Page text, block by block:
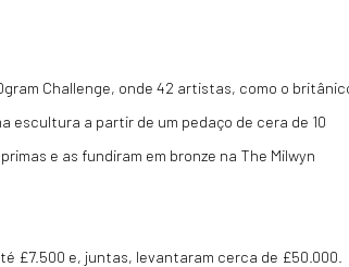
Challenge, onde 42 artistas, como o
escultura a partir de um pedaço de cera de 10
e as fundiram em bronze na The Milwyn
£7.500 e, juntas, levantaram cerca de £50.000.